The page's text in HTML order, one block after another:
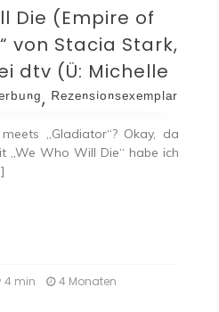
Die (Empire of
von Stacia Stark,
dtv (Ü: Michelle
ᴿᵉᶻᵉⁿˢⁱᵒⁿˢᵉˣᵉᵐᵖˡᵃʳ
„Gladiator“? Okay, da
„We Who Will Die“ habe ich
4 min
4 Monaten